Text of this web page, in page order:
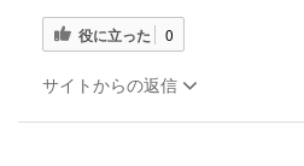
役に立った 0
サイトからの返信